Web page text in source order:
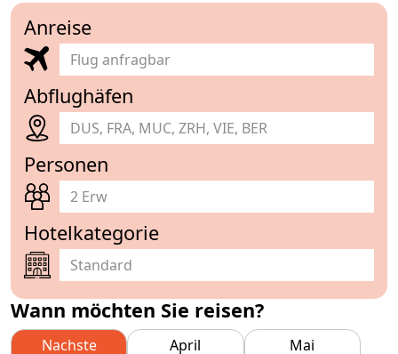
Anreise
Abflughäfen
DUS, FRA, MUC, ZRH, VIE, BER
Personen
2 Erw
Hotelkategorie
Wann möchten Sie reisen?
Nachste
April
Mai